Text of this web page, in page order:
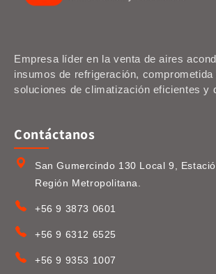
Empresa líder en la venta de aires
insumos de refrigeración, comprometida
soluciones de climatización eficientes y
Contáctanos
San Gumercindo 130 Local 9,
Región Metropolitana.
+56 9 3873 0601
+56 9 6312 6525
+56 9 9353 1007